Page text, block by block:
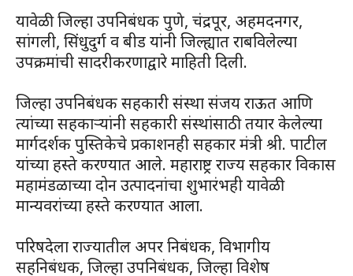
यावेळी जिल्हा उपनिबंधक पुणे, चंद्रपूर, अहमदनगर,
सांगली, सिंधुदुर्ग व बीड यांनी जिल्ह्यात राबविलेल्या
उपक्रमांची सादरीकरणाद्वारे माहिती दिली.
जिल्हा उपनिबंधक सहकारी संस्था संजय राऊत आणि
त्यांच्या सहकाऱ्यांनी सहकारी संस्थांसाठी तयार केलेल्या
मार्गदर्शक पुस्तिकेचे प्रकाशनही सहकार मंत्री श्री. पाटील
यांच्या हस्ते करण्यात आले. महाराष्ट्र राज्य सहकार विकास
महामंडळाच्या दोन उत्पादनांचा शुभारंभही यावेळी
मान्यवरांच्या हस्ते करण्यात आला.
परिषदेला राज्यातील अपर निबंधक, विभागीय
सहनिबंधक, जिल्हा उपनिबंधक, जिल्हा विशेष